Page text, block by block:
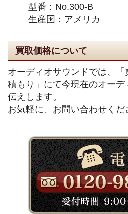
型番：No.300-B
生産国：アメリカ
買取価格について
オーディオサウンドでは、
積もり」にて今現在のオー
伝えします。
お気軽に、お問い合わせくだ